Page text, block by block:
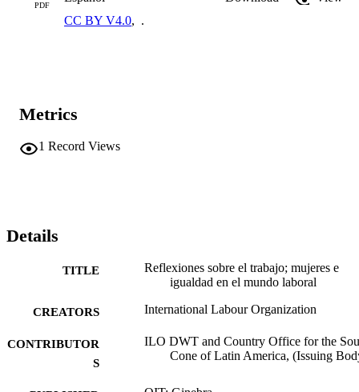
PDF
CC BY V4.0, .
Metrics
1 Record Views
Details
TITLE
Reflexiones sobre el trabajo; mujeres e
igualdad en el mundo laboral
CREATORS International Labour Organization
CONTRIBUTOR
S
ILO DWT and Country Office for the
Cone of Latin America, (Issuing